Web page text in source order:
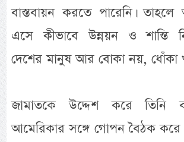
বাস্তবায়ন করতে পারেনি।
এসে কীভাবে উন্নয়ন ও শান্তি
দেশের মানুষ আর বোকা নয়, ধোঁকা
জামাতকে উদ্দেশ করে তিনি
আমেরিকার সঙ্গে গোপন বৈঠক